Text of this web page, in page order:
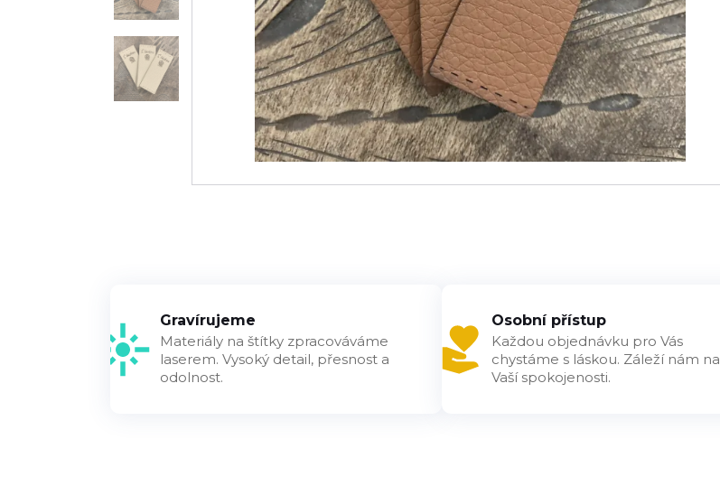
Gravírujeme
Materiály na štítky zpracováváme
laserem. Vysoký detail, přesnost a
odolnost.
Osobní přístup
Každou objednávku pro Vás
chystáme s láskou. Záleží nám na
Vaší spokojenosti.